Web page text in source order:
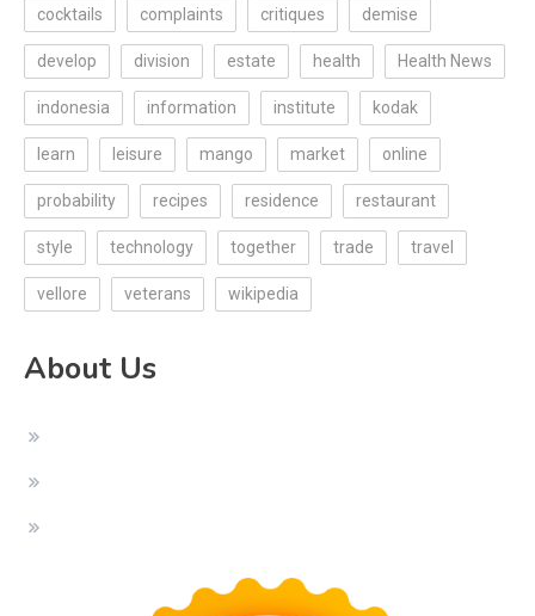
cocktails complaints critiques demise
develop division estate health Health News
indonesia information institute kodak
learn leisure mango market online
probability recipes residence restaurant
style technology together trade travel
vellore veterans wikipedia
About Us